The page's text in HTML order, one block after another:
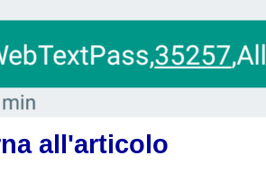
all'articolo